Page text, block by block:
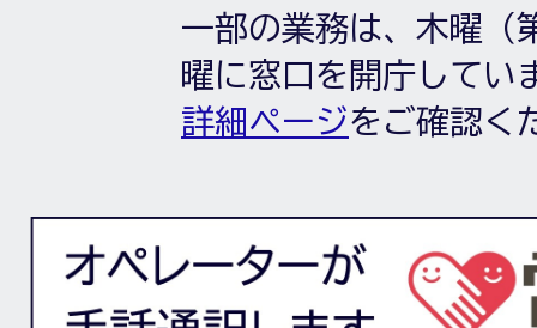
一部の業務は、木曜（
曜に窓口を開庁してい
詳細ページをご確認く